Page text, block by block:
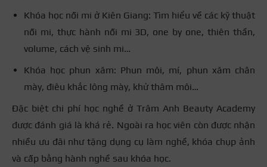
Khóa học nối mi ở Kiên Giang: Tìm hiểu về các kỹ thuật
nối mi, thực hành nối mi 3D, one by one, thiên thần,
volume, cách vệ sinh mi…
Khóa học phun xăm: Phun môi, mí, phun xăm chân
mày, điêu khắc lông mày, khử thâm môi…
Đặc biệt chi phí học nghề ở Trâm Anh Beauty Academy
được đánh giá là khá rẻ. Ngoài ra học viên còn được nhận
nhiều ưu đãi như tặng dụng cụ làm nghề, khóa chụp ảnh
và cấp bằng hành nghề sau khóa học.